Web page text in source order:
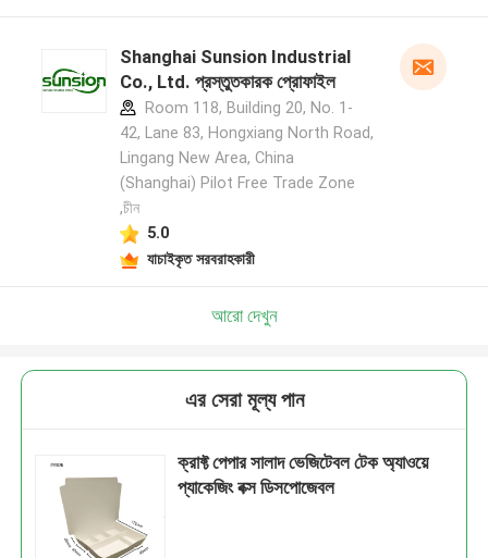
Shanghai Sunsion Industrial
Co., Ltd. প্রস্তুতকারক প্রোফাইল
Room 118, Building 20, No. 1-
42, Lane 83, Hongxiang North Road,
Lingang New Area, China
(Shanghai) Pilot Free Trade Zone
,চীন
5.0
যাচাইকৃত সরবরাহকারী
আরো দেখুন
এর সেরা মূল্য পান
ক্রাফ্ট পেপার সালাদ ভেজিটেবল টেক অ্যাওয়ে
প্যাকেজিং বক্স ডিসপোজেবল